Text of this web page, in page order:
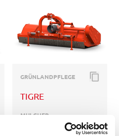
GRÜNLANDPFLEGE
TIGRE
MULCHER